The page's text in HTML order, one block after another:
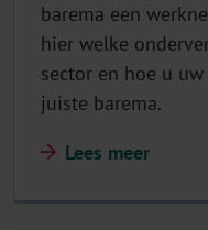
barema een
hier welke
sector en hoe u
juiste barema.
Lees meer